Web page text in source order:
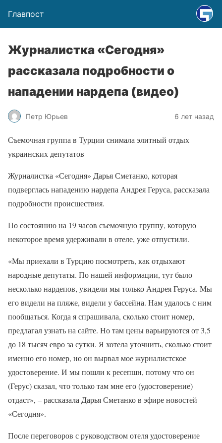
Главпост
Журналистка «Сегодня»
рассказала подробности о
нападении нардепа (видео)
Петр Юрьев 6 лет назад
Съемочная группа в Турции снимала элитный отдых
украинских депутатов
Журналистка «Сегодня» Дарья Сметанко, которая
подверглась нападению нардепа Андрея Геруса, рассказала
подробности происшествия.
По состоянию на 19 часов съемочную группу, которую
некоторое время удерживали в отеле, уже отпустили.
«Мы приехали в Турцию посмотреть, как отдыхают
народные депутаты. По нашей информации, тут было
несколько нардепов, увидели мы только Андрея Геруса. Мы
его видели на пляже, видели у бассейна. Нам удалось с ним
пообщаться. Когда я спрашивала, сколько стоит номер,
предлагал узнать на сайте. Но там цены варьируются от 3,5
до 18 тысяч евро за сутки. Я хотела уточнить, сколько стоит
именно его номер, но он вырвал мое журналистское
удостоверение. И мы пошли к ресепшн, потому что он
(Герус) сказал, что только там мне его (удостоверение)
отдаст», – рассказала Дарья Сметанко в эфире новостей
«Сегодня».
После переговоров с руководством отеля удостоверение